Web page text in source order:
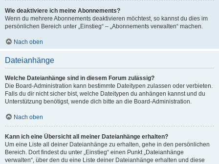
Wie deaktiviere ich meine Abonnements?
Wenn du mehrere Abonnements deaktivieren möchtest, so kannst du dies im
persönlichen Bereich unter „Einstieg“ – „Abonnements verwalten“ machen.
Nach oben
Dateianhänge
Welche Dateianhänge sind in diesem Forum zulässig?
Die Board-Administration kann bestimmte Dateitypen zulassen oder verbieten.
Falls du dir nicht sicher bist, welche Dateitypen du anhängen kannst und du
Unterstützung benötigst, wende dich bitte an die Board-Administration.
Nach oben
Kann ich eine Übersicht all meiner Dateianhänge erhalten?
Um eine Liste all deiner Dateianhänge zu erhalten, gehe in den persönlichen
Bereich. Dort findest du unter „Einstieg“ einen Punkt „Dateianhänge
verwalten“, über den du eine Liste deiner Dateianhänge erhalten und diese